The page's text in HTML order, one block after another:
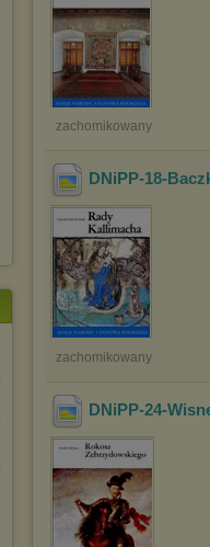
zachomikowany
DNiPP-18-
zachomikowany
DNiPP-24-